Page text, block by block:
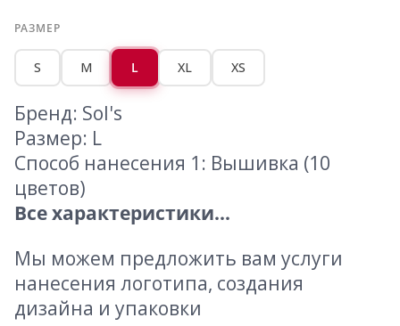
РАЗМЕР
S M L XL XS
Бренд: Sol's
Размер: L
Способ нанесения 1: Вышивка (10
цветов)
Все характеристики...
Мы можем предложить вам услуги
нанесения логотипа, создания
дизайна и упаковки